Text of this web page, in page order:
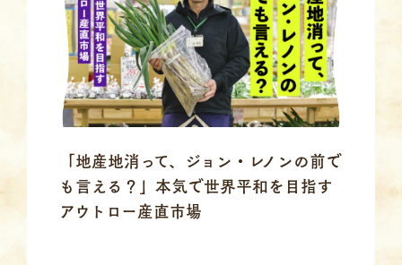
「地産地消って、ジョン・レノンの前で
も言える？」本気で世界平和を目指す
アウトロー産直市場